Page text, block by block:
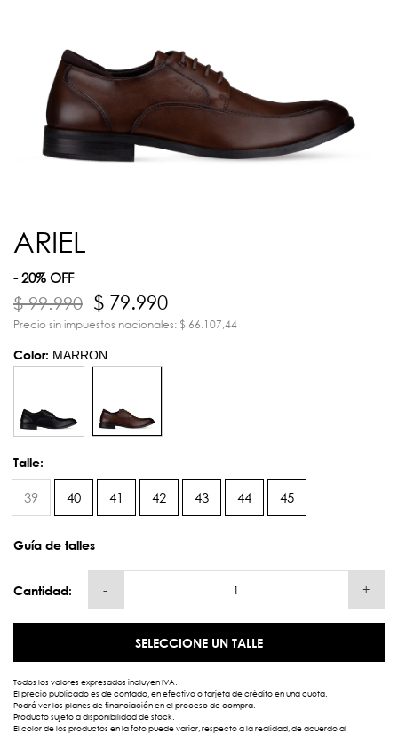
ARIEL
- 20% OFF
$ 99.990 $ 79.990
Precio sin impuestos nacionales: $ 66.107,44
Color: MARRON
Talle:
39 40 41 42 43 44 45
Guía de talles
Cantidad: - +
SELECCIONE UN TALLE
Todos los valores expresados incluyen IVA.
El precio publicado es de contado, en efectivo o tarjeta de crédito en una cuota.
Podrá ver los planes de financiación en el proceso de compra.
Producto sujeto a disponibilidad de stock.
El color de los productos en la foto puede variar, respecto a la realidad, de acuerdo al